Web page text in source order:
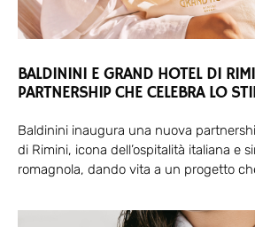
BALDININI E GRAND HOTEL DI
PARTNERSHIP CHE CELEBRA LO
Baldinini inaugura una nuova
di Rimini, icona dell’ospitalità italiana e
romagnola, dando vita a un progetto